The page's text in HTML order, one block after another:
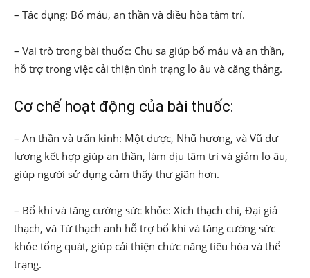
– Tác dụng: Bổ máu, an thần và điều hòa tâm trí.
– Vai trò trong bài thuốc: Chu sa giúp bổ máu và an thần,
hỗ trợ trong việc cải thiện tình trạng lo âu và căng thẳng.
Cơ chế hoạt động của bài thuốc:
– An thần và trấn kinh: Một dược, Nhũ hương, và Vũ dư
lương kết hợp giúp an thần, làm dịu tâm trí và giảm lo âu,
giúp người sử dụng cảm thấy thư giãn hơn.
– Bổ khí và tăng cường sức khỏe: Xích thạch chi, Đại giả
thạch, và Từ thạch anh hỗ trợ bổ khí và tăng cường sức
khỏe tổng quát, giúp cải thiện chức năng tiêu hóa và thể
trạng.